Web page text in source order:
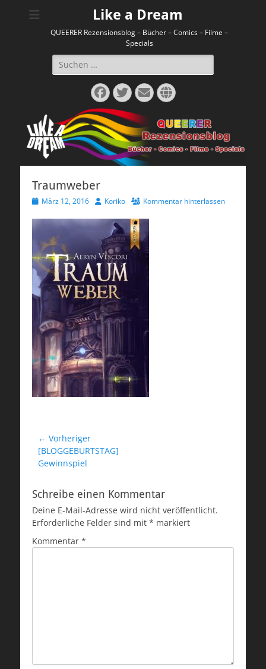
Like a Dream
QUEERER Rezensionsblog – Bücher – Comics – Filme –
Specials
Suchen
nach:
Facebook
Twitter
E-
Mail
Website
Traumweber
Veröffentlicht
März 12, 2016 AutorKoriko Kommentar hinterlassen
Beitragsnavigation
← Vorheriger
Vorheriger
Beitrag:
[BLOGGEBURTSTAG]
Gewinnspiel
Schreibe einen Kommentar
Deine E-Mail-Adresse wird nicht veröffentlicht.
Erforderliche Felder sind mit * markiert
Kommentar *